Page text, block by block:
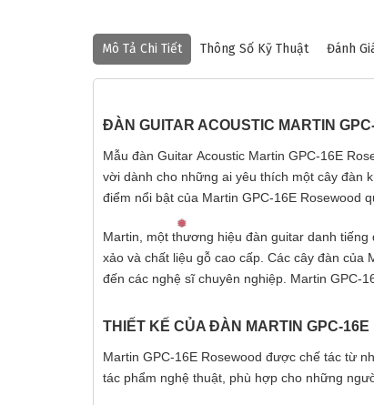
Mô Tả Chi Tiết Thông Số Kỹ Thuật Đánh
ĐÀN GUITAR ACOUSTIC MARTIN
Mẫu đàn Guitar Acoustic Martin GPC-16E
vời dành cho những ai yêu thích một cây đàn
điểm nổi bật của Martin GPC-16E Rosewood
Martin, một thương hiệu đàn guitar danh
xảo và chất liệu gỗ cao cấp. Các cây đàn
đến các nghệ sĩ chuyên nghiệp. Martin GPC-
THIẾT KẾ CỦA ĐÀN MARTIN GPC-16E
Martin GPC-16E Rosewood được chế tác từ
tác phẩm nghệ thuật, phù hợp cho những